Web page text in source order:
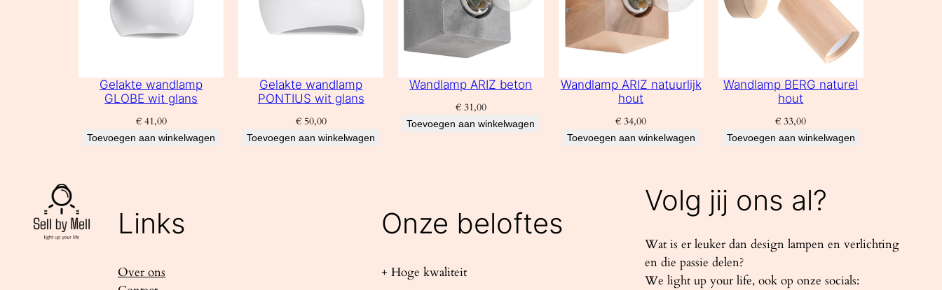
Gelakte wandlamp
GLOBE wit glans
€41,00
Toevoegen aan winkelwagen
Gelakte wandlamp
PONTIUS wit glans
€50,00
Toevoegen aan winkelwagen
Wandlamp ARIZ beton
€31,00
Toevoegen aan winkelwagen
Wandlamp ARIZ natuurlijk
hout
€ 34,00
Toevoegen aan winkelwagen
Wandlamp BERG naturel
hout
€ 33,00
Toevoegen aan winkelwagen
Links
Over ons
Onze beloftes
+ Hoge kwaliteit
Volg jij ons al?
Wat is er leuker dan design lampen en verlichting
en die passie delen?
We light up your life, ook op onze socials: